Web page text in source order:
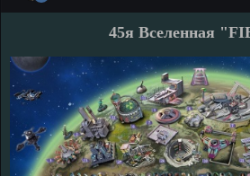
45я Вселенная